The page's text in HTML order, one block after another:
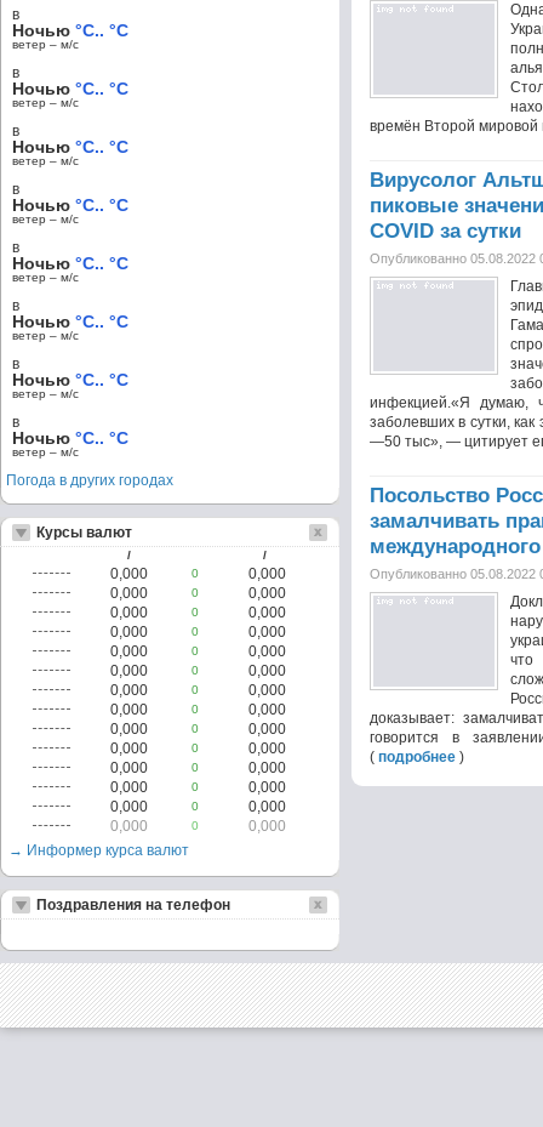
времён Второй мировой
Вирусолог
пиковые
COVID за сутки
Опубликованно 05.08.2022
инфекцией.«Я думаю,
заболевших в сутки,
—50 тыс», — цитирует
Посольство
замалчивать
Опубликованно 05.08.2022
что
доказывает:
говорится в
( подробнее )
в
Ночью °C.. °C
ветер – м/c
в
Ночью °C.. °C
ветер – м/c
в
Ночью °C.. °C
ветер – м/c
в
Ночью °C.. °C
ветер – м/c
в
Ночью °C.. °C
ветер – м/c
в
Ночью °C.. °C
ветер – м/c
в
Ночью °C.. °C
ветер – м/c
в
Ночью °C.. °C
ветер – м/c
Погода в других городах
Курсы валют
/ /
0,000 0
0,000
0,000
0
0,000
0,000
0
0,000
0,000
0
0,000
0,000
0
0,000
0,000
0
0,000
0,000
0
0,000
0,000
0
0,000
0,000
0
0,000
0,000
0
0,000
0,000
0
0,000
0,000
0
0,000
0,000
0
0,000
0,000
0
0,000
→ Информер курса валют
Поздравления на телефон